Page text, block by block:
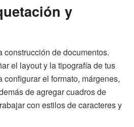
y
construcción de documentos.
el layout y la tipografía de tus
configurar el formato, márgenes,
de agregar cuadros de
con estilos de caracteres y